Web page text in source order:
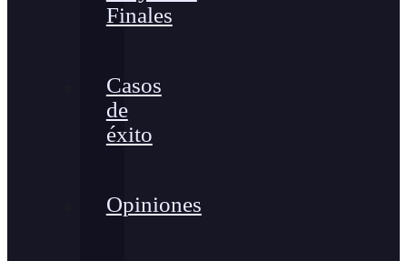
Finales
Casos
de
éxito
Opiniones